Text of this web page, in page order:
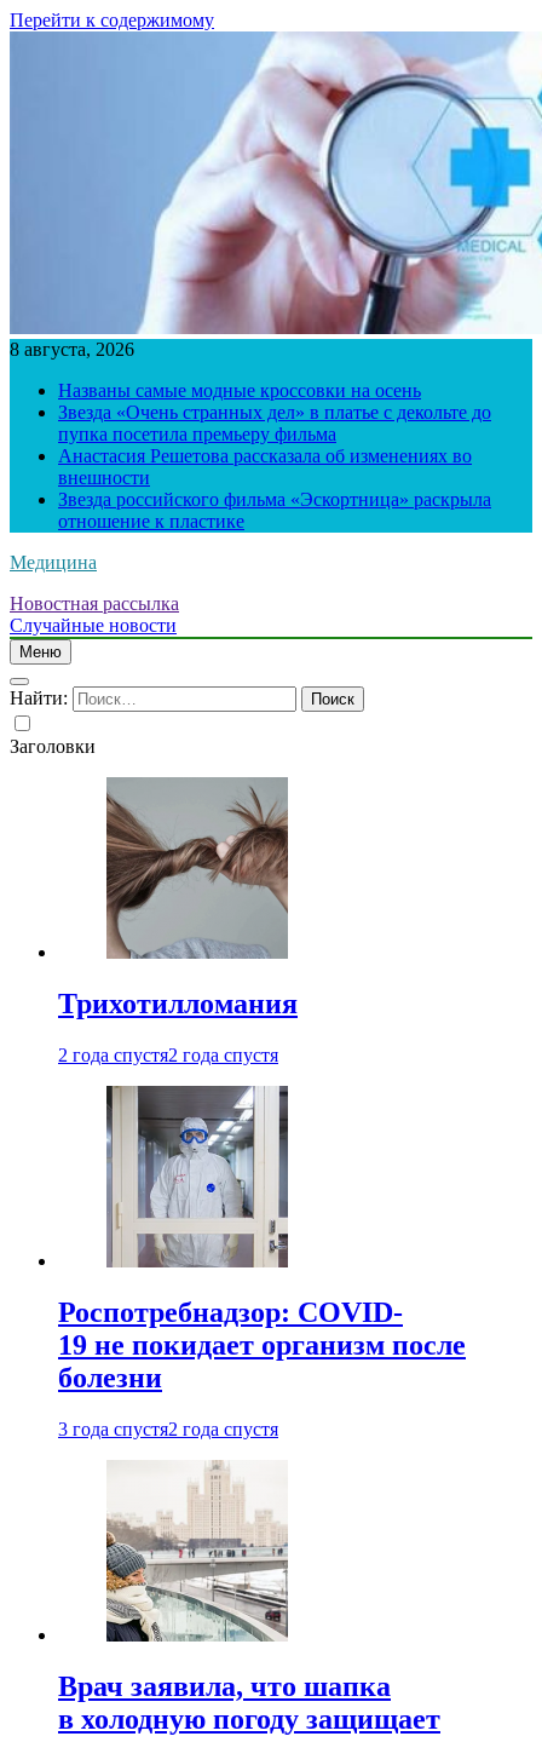
Перейти к содержимому
8 августа, 2026
Названы самые модные кроссовки на осень
Звезда «Очень странных дел» в платье с декольте до
пупка посетила премьеру фильма
Анастасия Решетова рассказала об изменениях во
внешности
Звезда российского фильма «Эскортница» раскрыла
отношение к пластике
Медицина
Новостная рассылка
Случайные новости
Меню
Найти:
Заголовки
Трихотилломания
2 года спустя2 года спустя
Роспотребнадзор: COVID-
19 не покидает организм после
болезни
3 года спустя2 года спустя
Врач заявила, что шапка
в холодную погоду защищает